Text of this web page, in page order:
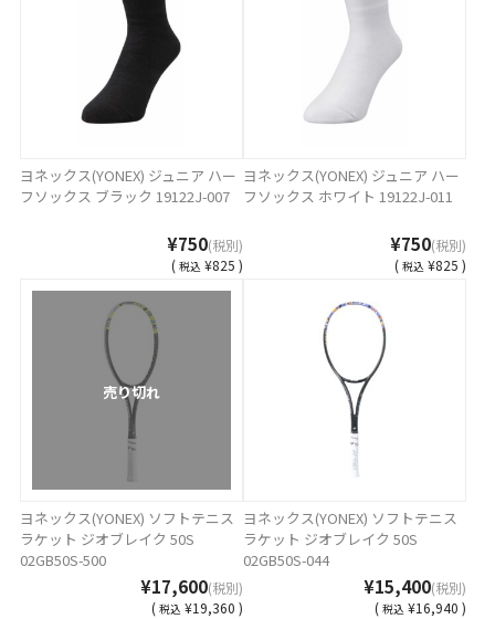
ヨネックス(YONEX) ジュニア ハー
フソックス ブラック 19122J-007
¥750(税別)
( 税込 ¥825 )
ヨネックス(YONEX) ジュニア ハー
フソックス ホワイト 19122J-011
¥750(税別)
( 税込 ¥825 )
売り切れ
ヨネックス(YONEX) ソフトテニス
ラケット ジオブレイク 50S
02GB50S-500
¥17,600(税別)
( 税込 ¥19,360 )
ヨネックス(YONEX) ソフトテニス
ラケット ジオブレイク 50S
02GB50S-044
¥15,400(税別)
( 税込 ¥16,940 )